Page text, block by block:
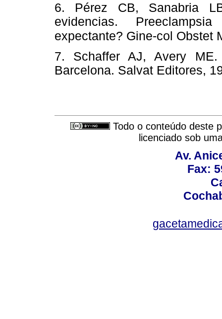
6. Pérez CB, Sanabria
evidencias.
expectante? Gine-col Obstet
7. Schaffer AJ, Avery ME.
Barcelona. Salvat Editores,
Todo o conteúdo deste
licenciado sob
Av.
Fax: